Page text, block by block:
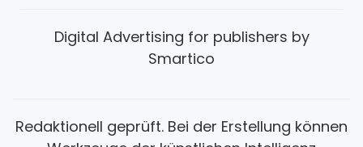
Digital Advertising for publishers by
Smartico
Redaktionell geprüft. Bei der Erstellung können